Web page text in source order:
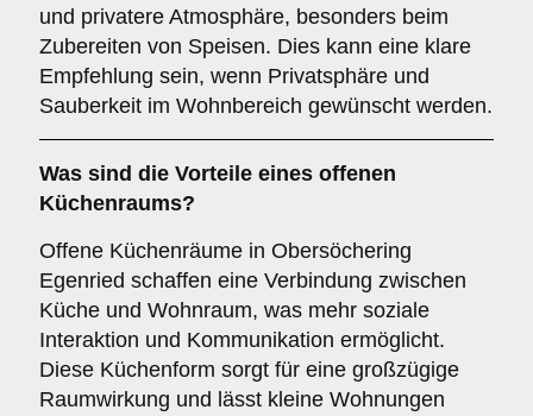
und privatere Atmosphäre, besonders beim
Zubereiten von Speisen. Dies kann eine klare
Empfehlung sein, wenn Privatsphäre und
Sauberkeit im Wohnbereich gewünscht werden.
Was sind die Vorteile eines offenen
Küchenraums?
Offene Küchenräume in Obersöchering
Egenried schaffen eine Verbindung zwischen
Küche und Wohnraum, was mehr soziale
Interaktion und Kommunikation ermöglicht.
Diese Küchenform sorgt für eine großzügige
Raumwirkung und lässt kleine Wohnungen